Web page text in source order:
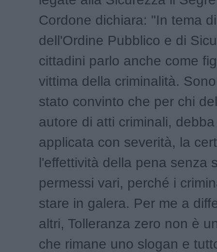
Cordone dichiara: "In tema
dell'Ordine Pubblico e di
cittadini parlo anche come
vittima della criminalità.
stato convinto che per chi
autore di atti criminali,
applicata con severità, la
l'effettività della pena senza
permessi vari, perché i
stare in galera. Per me a
altri, Tolleranza zero non è
che rimane uno slogan e